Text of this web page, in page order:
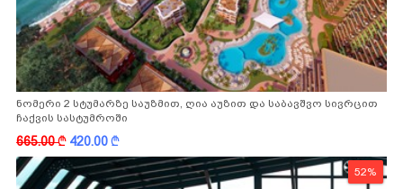
ნომერი 2 სტუმარზე საუზმით, ღია აუზით და საბავშვო სივრცით
ჩაქვის სასტუმროში
665.00k 420.00k
52%